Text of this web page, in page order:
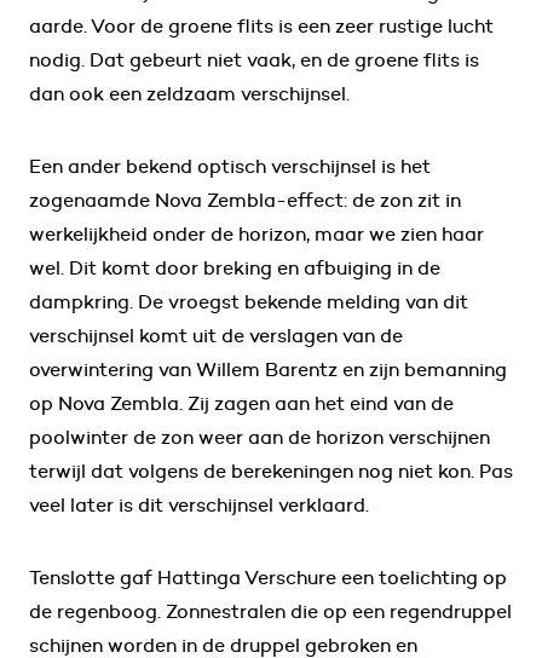
aarde. Voor de groene flits is een zeer rustige lucht
nodig. Dat gebeurt niet vaak, en de groene flits is
dan ook een zeldzaam verschijnsel.
Een ander bekend optisch verschijnsel is het
zogenaamde Nova Zembla-effect: de zon zit in
werkelijkheid onder de horizon, maar we zien haar
wel. Dit komt door breking en afbuiging in de
dampkring. De vroegst bekende melding van dit
verschijnsel komt uit de verslagen van de
overwintering van Willem Barentz en zijn bemanning
op Nova Zembla. Zij zagen aan het eind van de
poolwinter de zon weer aan de horizon verschijnen
terwijl dat volgens de berekeningen nog niet kon. Pas
veel later is dit verschijnsel verklaard.
Tenslotte gaf Hattinga Verschure een toelichting op
de regenboog. Zonnestralen die op een regendruppel
schijnen worden in de druppel gebroken en